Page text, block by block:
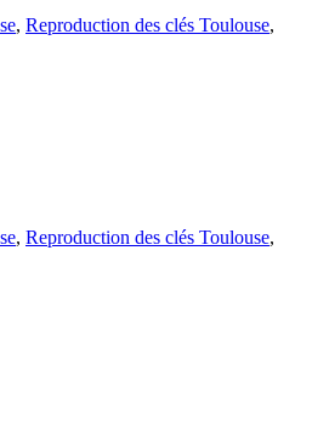
, Reproduction des clés Toulouse,
, Reproduction des clés Toulouse,